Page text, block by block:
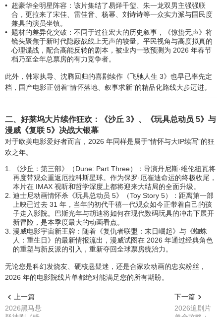
超豪华全明星阵容：该片集结了易烊千玺、朱一龙双男主强强联
合，更拉来了宋佳、雷佳音、杨幂、刘诗诗等一众实力派与国民度
兼具的演员坐镇。
题材的差异化突破：不同于过往宏大的历史叙事，《惊蛰无声》将
镜头聚焦于新时代隐蔽战线上无声的较量。平民视角与高度拟真的
心理谍战，配合高能反转的剧本，被业内一致预测为 2026 年春节
档乃至全年总票房的有力竞争者。
此外，韩寒执导、沈腾回归的喜剧续作《飞驰人生 3》也早已率先定
档，国产电影正朝着“情怀落地、叙事求新”的精品化路线大步迈进。
二、好莱坞大片续作狂欢：《沙丘 3》、《玩具总动员 5》与
漫威《复联 5》决战大银幕
对于欧美电影爱好者而言，2026 年同样是属于“情怀与大IP续写”的狂
欢之年。
《沙丘：第三部》（Dune: Part Three）：导演丹尼斯·维伦纽瓦将
再度带观众重返厄拉科斯星球。作为保罗·厄崔迪命运的终极收尾，
本片在 IMAX 视听和哲学深度上都将迎来大结局的全面升级。
迪士尼动画情怀杀《玩具总动员 5》（Toy Story 5）：距离第一部
上映已过去 31 年，当年的初代千禧一代观众如今正带着自己的孩
子走入影院。巴斯光年与胡迪将如何在现代数码玩具的冲击下展开
新冒险，是本季度最大的动画看点。
漫威电影宇宙新王牌：随着《复仇者联盟：末日崛起》与《蜘蛛
人：重生日》的最新情报流出，漫威试图在 2026 年通过经典角色
的重塑与新反派的引入，重新夺回全球票房统治力。
无论您是科幻发烧友、硬核悬疑迷，还是合家欢动画的忠实粉丝，
2026 年的电影院线片单都绝对能满足您的所有期盼。
上一篇
2026黑马悬
下一篇
2026追剧片